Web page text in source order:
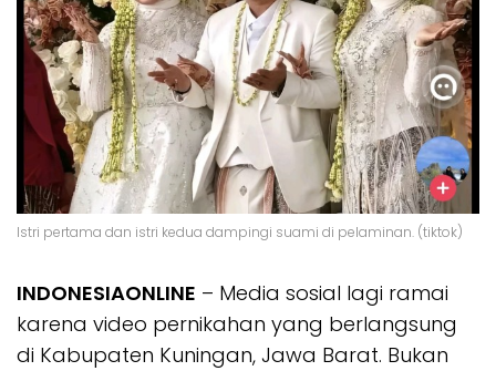
Istri pertama dan istri kedua dampingi suami di pelaminan. (tiktok)
INDONESIAONLINE – Media sosial lagi ramai
karena video pernikahan yang berlangsung
di Kabupaten Kuningan, Jawa Barat. Bukan